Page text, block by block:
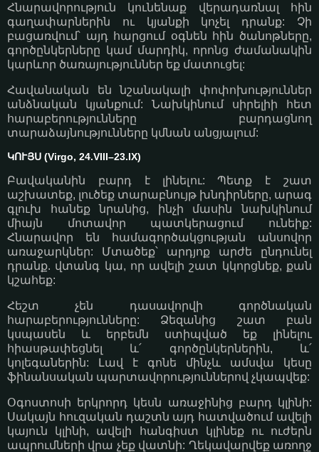
Հնարավորություն կունենաք վերադառնալ հին
գաղափարներին ու կյանքի կոչել դրանք: Չի
բացառվում՝ այդ հարցում օգնեն հին ծանոթները,
գործընկերները կամ մարդիկ, որոնց ժամանակին
կարևոր ծառայություններ եք մատուցել:
Հավանական են նշանակալի փոփոխություններ
անձնական կյանքում: Նախկինում սիրելիի հետ
հարաբերությունները բարդացնող
տարաձայնությունները կմնան անցյալում:
ԿՈՒՅՍ (Virgo, 24.VIII–23.IX)
Բավականին բարդ է լինելու: Պետք է շատ
աշխատեք, լուծեք տարաբնույթ խնդիրները, արագ
գլուխ հանեք նրանից, ինչի մասին նախկինում
միայն մոտավոր պատկերացում ունեիք:
Հնարավոր են համագործակցության անսովոր
առաջարկներ: Մտածեք՝ արդյոք արժե ընդունել
դրանք. վտանգ կա, որ ավելի շատ կկորցնեք, քան
կշահեք:
Հեշտ չեն դասավորվի գործնական
հարաբերությունները: Ձեզանից շատ բան
կսպասեն և երբեմն ստիպված եք լինելու
հիասթափեցնել և՛ գործընկերներին, և՛
կոլեգաներին: Լավ է գոնե մինչև ամսվա կեսը
ֆինանսական պարտավորություններով չկապվեք:
Օգոստոսի երկրորդ կեսն առաջինից բարդ կլինի:
Սակայն հուզական դաշտն այդ հատվածում ավելի
կայուն կլինի, ավելի հանգիստ կլինեք ու ուժերն
ապրումների վրա չեք վատնի: Ղեկավարվեք առողջ